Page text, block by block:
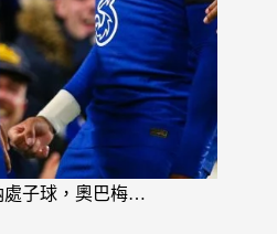
處子球，奧巴梅…